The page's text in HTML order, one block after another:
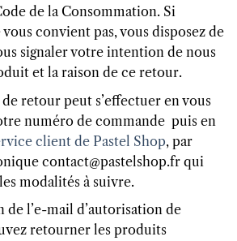
de la Consommation. Si
convient pas, vous disposez de
signaler votre intention de nous
et la raison de ce retour.
retour peut s’effectuer en vous
numéro de commande puis en
client de Pastel Shop, par
contact@pastelshop.fr qui
modalités à suivre.
de l’e-mail d’autorisation de
retourner les produits